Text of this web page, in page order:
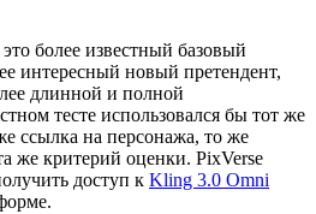
более известный базовый
интересный новый претендент,
длинной и полной
тесте использовался бы тот же
ссылка на персонажа, то же
же критерий оценки. PixVerse
доступ к Kling 3.0 Omni